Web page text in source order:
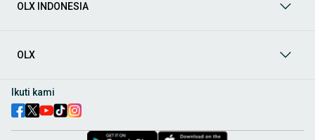
berbagai pilihan
, speaker, amplifier, subwoofer,
ingin meningkatkan kualitas suara dalam kabin
Spare Part Mobil
part mobiloriginal dan berkualitas dari OLX! Temukan
OLX INDONESIA
OLX
Ikuti kami